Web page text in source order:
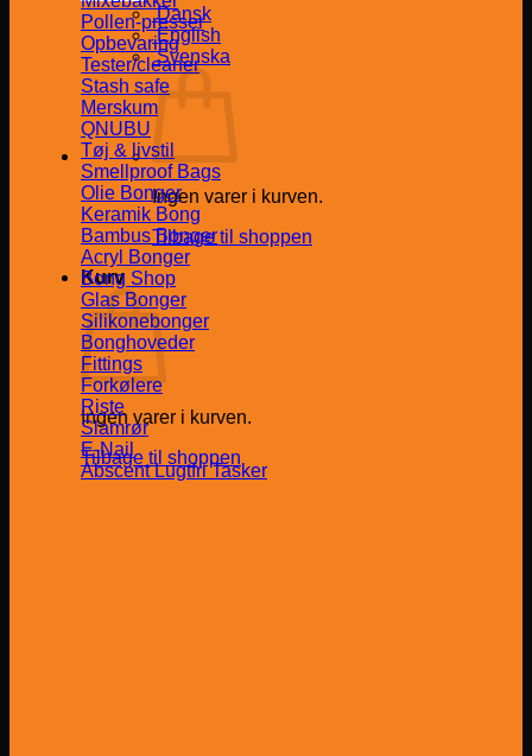
Dansk
English
Svenska
Ingen varer i kurven.
Tilbage til shoppen
Kurv
Ingen varer i kurven.
Tilbage til shoppen
Pollen-presser
Opbevaring
Tester/cleaner
Stash safe
Merskum
QNUBU
Tøj & livstil
Smellproof Bags
Olie Bonger
Keramik Bong
Bambus Bonger
Acryl Bonger
Bong Shop
Glas Bonger
Silikonebonger
Bonghoveder
Fittings
Forkølere
Riste
Slamrør
E-Nail
Abscent Lugtfri Tasker